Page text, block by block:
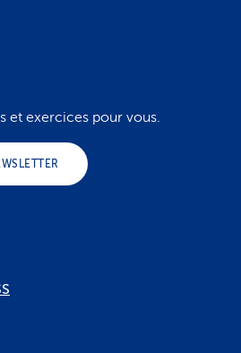
et exercices pour vous.